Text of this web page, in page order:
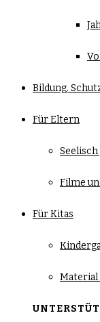
Bildung.
Für Eltern
Seelisch
Filme
Für Kitas
Material